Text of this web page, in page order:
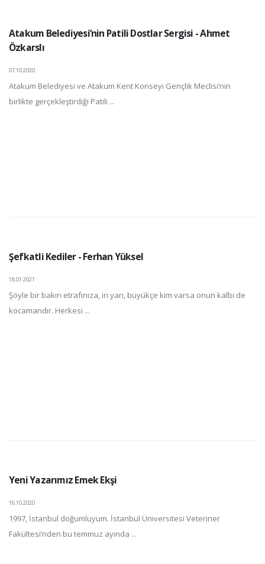
Atakum Belediyesi’nin Patili Dostlar Sergisi - Ahmet
Özkarslı
07.10.2020
Atakum Belediyesi ve Atakum Kent Konseyi Gençlik Meclisi’nin
birlikte gerçekleştirdiği Patili ...
Şefkatli Kediler - Ferhan Yüksel
18.01.2021
Şöyle bir bakın etrafınıza, iri yarı, büyükçe kim varsa onun kalbi de
kocamandır. Herkesi ...
Yeni Yazarımız Emek Ekşi
16.10.2020
1997, İstanbul doğumluyum. İstanbul Üniversitesi Veteriner
Fakültesi’nden bu temmuz ayında ...